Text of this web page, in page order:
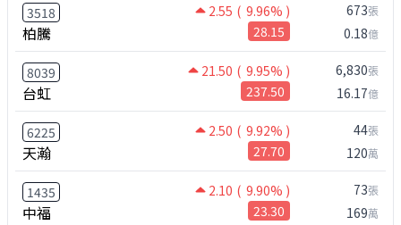
3518 2.55 ( 9.96% )
柏騰 28.15
673張
0.18億
8039 21.50 ( 9.95% )
台虹 237.50
6,830張
16.17億
6225 2.50 ( 9.92% )
天瀚 27.70
44張
120萬
1435 2.10 ( 9.90% )
中福 23.30
73張
169萬